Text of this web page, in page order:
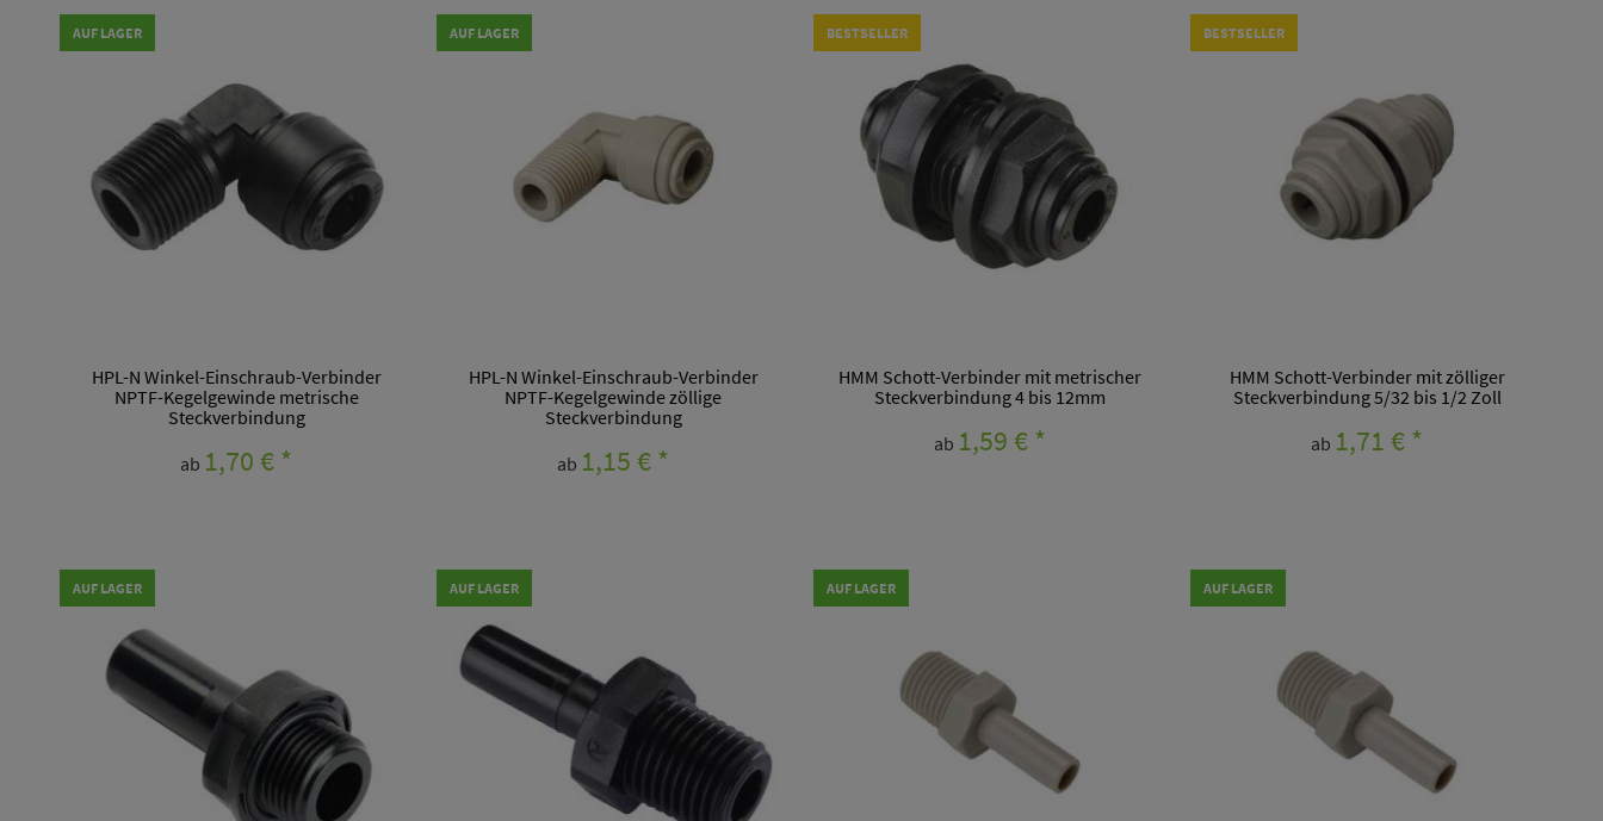
AUF LAGER
HPL-N Winkel-Einschraub-Verbinder
NPTF-Kegelgewinde metrische
Steckverbindung
ab 1,70 €*
AUF LAGER
HPL-N Winkel-Einschraub-Verbinder
NPTF-Kegelgewinde zöllige
Steckverbindung
ab 1,15 €*
BESTSELLER
HMM Schott-Verbinder mit metrischer
Steckverbindung 4 bis 12mm
ab 1,59 €*
BESTSELLER
HMM Schott-Verbinder mit zölliger
Steckverbindung 5/32 bis 1/2 Zoll
ab 1,71 €*
AUF LAGER AUF LAGER AUF LAGER AUF LAGER